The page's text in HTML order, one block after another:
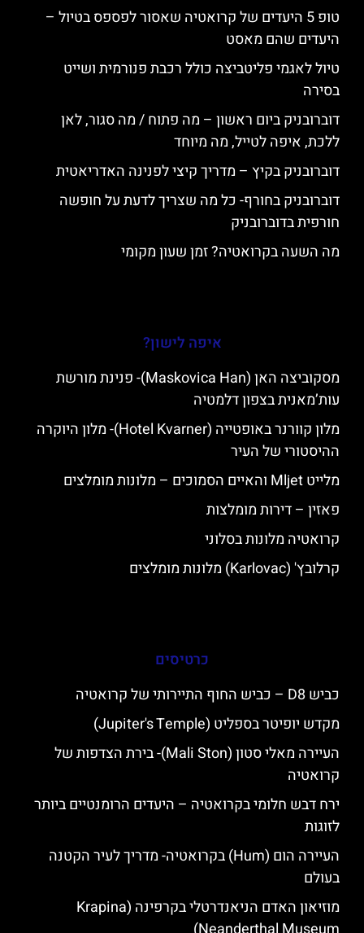
טופ 5 היעדים של קרואטיה שאסור לפספס בטיול –
היעדים שהם מאסט
טיול לאגמי פליטביצה כולל רכבת פנורמית ושייט
בסירה
דוברובניק ביום ראשון – מה פתוח / מה סגור, לאן
ללכת, איפה לטייל, מה מיוחד
דוברובניק בקיץ – מדריך קיצי לפנינה האדריאטית
דוברובניק בחורף- כל מה שצריך לדעת על חופשה
חורפית בדוברובניק
מה השעה בקרואטיה? זמן שעון מקומי
איפה לישון?
מסקוביצה האן (Maskovica Han)- פנינת מורשת
עות’מאנית בצפון דלמטיה
מלון קוורנר באופטייה (Hotel Kvarner)- מלון היוקרה
ההיסטורי של העיר
מלייט Mljet והאיים הסמוכים – מלונות מומלצים
פאזין – דירות מומלצות
קרואטיה מלונות בסלוני
קרלובץ' (Karlovac) מלונות מומלצים
כרטיסים
כביש D8 – כביש החוף התיירותי של קרואטיה
מקדש יופיטר בספליט (Jupiter's Temple)
העיירה מאלי סטון (Mali Ston)- בירת הצדפות של
קרואטיה
ירח דבש חלומי בקרואטיה – היעדים הרומנטיים ביותר
לזוגות
העיירה הום (Hum) בקרואטיה- מדריך לעיר הקטנה
בעולם
מוזיאון האדם הניאנדרטלי בקרפינה (Krapina